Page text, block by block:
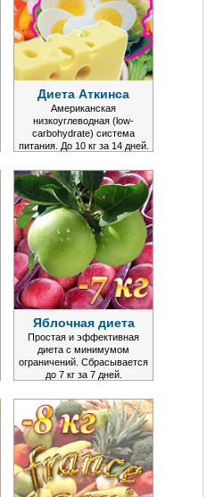
Диета Аткинса
Американская
низкоуглеводная (low-
carbohydrate) система
питания. До 10 кг за 14 дней.
Яблочная диета
Простая и эффективная
диета с минимумом
ограничений. Сбрасывается
до 7 кг за 7 дней.